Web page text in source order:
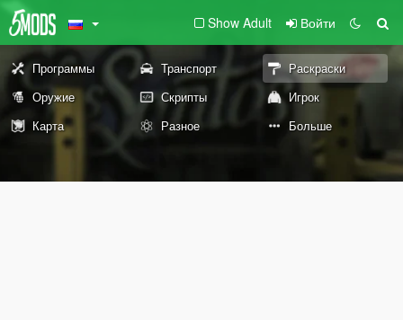
Show Adult Войти
Программы Транспорт
Раскраски
Оружие
Скрипты
Игрок
Карта
Разное Больше